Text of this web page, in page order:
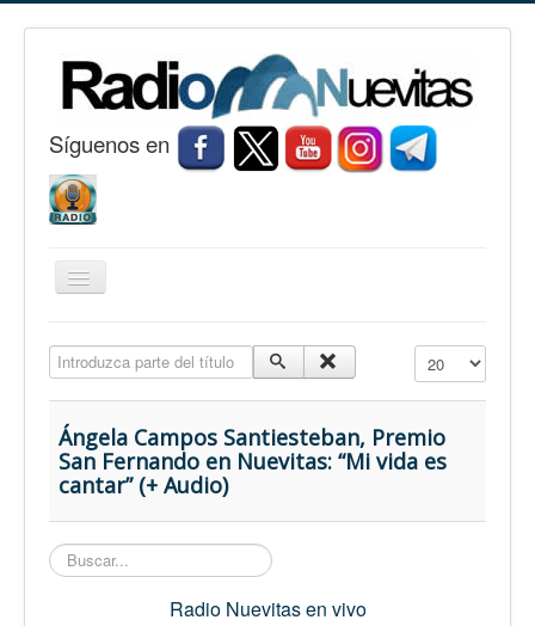
Síguenos en
Cambiar
Nuevitas
Noticias
Conozca Nuevitas
Fotorreportaje
Opinión
En audio
Medio Ambiente
Introduzca parte del título Cantidad a
Ángela Campos Santiesteban, Premio
San Fernando en Nuevitas: “Mi vida es
cantar” (+ Audio)
Buscar...
Radio Nuevitas en vivo